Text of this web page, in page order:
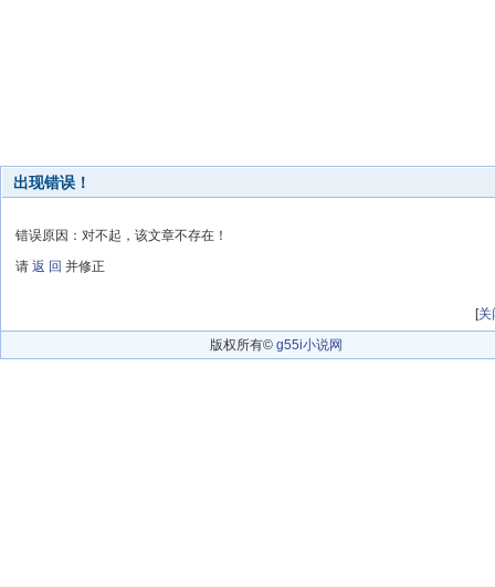
出现错误！
错误原因：对不起，该文章不存在！
请 返 回 并修正
[关
版权所有© g55i小说网